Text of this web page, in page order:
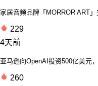
家居音频品牌「MORROR ART
229
4天前
亚马逊向OpenAI投资500亿美元
260